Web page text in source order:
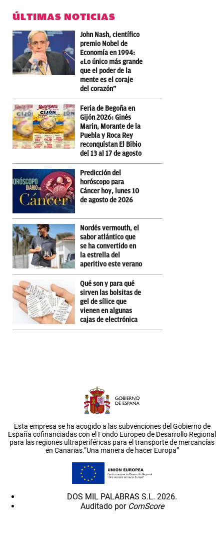
ÚLTIMAS NOTICIAS
John Nash, científico
premio Nobel de
Economía en 1994:
«Lo único más grande
que el poder de la
mente es el coraje
del corazón”
Feria de Begoña en
Gijón 2026: Ginés
Marin, Morante de la
Puebla y Roca Rey
reconquistan El Bibio
del 13 al 17 de agosto
Predicción del
horóscopo para
Cáncer hoy, lunes 10
de agosto de 2026
Nordés vermouth, el
sabor atlántico que
se ha convertido en
la estrella del
aperitivo este verano
Qué son y para qué
sirven las bolsitas de
gel de sílice que
vienen en algunas
cajas de electrónica
Esta empresa se ha acogido a las subvenciones del Gobierno de
España cofinanciadas con el Fondo Europeo de Desarrollo Regional
para las regiones ultraperiféricas para el transporte de mercancías
en Canarias.”Una manera de hacer Europa”
DOS MIL PALABRAS S.L. 2026.
Auditado por ComScore